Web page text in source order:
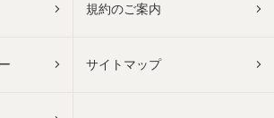
規約のご案内
サイトマップ